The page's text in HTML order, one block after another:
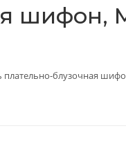
шифон,
плательно-блузочная